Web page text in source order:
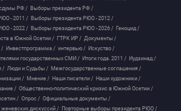
РФ / Выборы президента РФ /
- 2011 / Выборы президента РЮО - 2012 /
- 2022 / Выборы президента РЮО - 2026 / Геноцид /
в Южной Осетии / ГТРК ИР / Документы /
/ Инвестпрограмма / интервью / Искуство /
государственных СМИ / Итоги года. 2011 / Иудзинад /
/ Люди и Судьбы / Межгосударственные соглашения /
/ Мнение / Наши писатели / Наши художники /
/ Общественно-политический кризис в Южной Осетии /
/ Опрос / Официальные документы /
дискуссий / Повторные выборы президента РЮО /